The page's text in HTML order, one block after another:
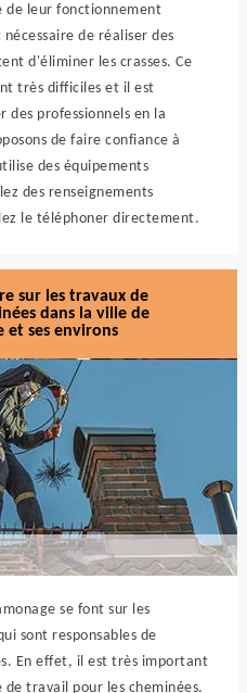
de leur fonctionnement
de réaliser des
d'éliminer les crasses. Ce
très difficiles et il est
des professionnels en la
de faire confiance à
des équipements
des renseignements
le téléphoner directement.
sur les travaux de
dans la ville de
et ses environs
se font sur les
sont responsables de
En effet, il est très important
travail pour les cheminées.